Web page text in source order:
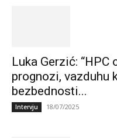
Luka Gerzić:
prognozi, vazduhu
bezbednosti...
Intervju 18/07/2025